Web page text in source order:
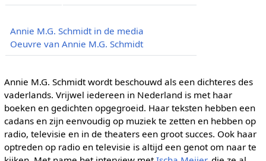
Annie M.G. Schmidt in de media
Oeuvre van Annie M.G. Schmidt
Annie M.G. Schmidt wordt beschouwd als een dichteres des
vaderlands. Vrijwel iedereen in Nederland is met haar
boeken en gedichten opgegroeid. Haar teksten hebben een
cadans en zijn eenvoudig op muziek te zetten en hebben op
radio, televisie en in de theaters een groot succes. Ook haar
optreden op radio en televisie is altijd een genot om naar te